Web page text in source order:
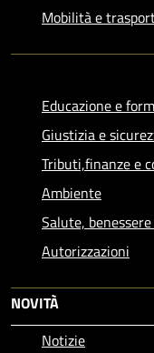
Mobilità e
Educazione e
Giustizia e
Tributi,finanze e
Ambiente
Salute,
Autorizzazioni
NOVITÀ
Notizie